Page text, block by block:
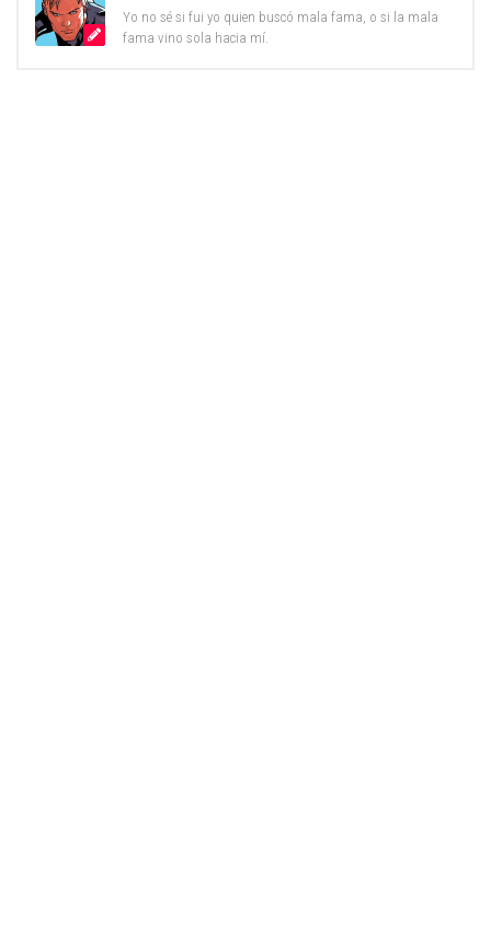
Yo no sé si fui yo quien buscó mala fama, o si la mala
fama vino sola hacia mí.